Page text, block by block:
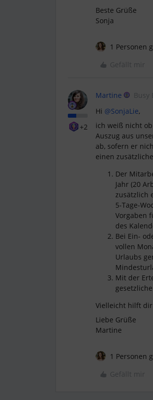
Beste Grüße
Sonja
1 Personen
Gefällt mir
+2
Martine Busy
Hi @SonjaLie,
ich weiß nicht
Auszug aus
ab, sofern er
einen
Der
Jahr (20
zusätzlich
5-Tage-
Vorgaben
des
Bei Ein-
vollen
Urlaubs
Mit der
Vielleicht hilft
Liebe Grüße
Martine
1 Personen
Gefällt mir